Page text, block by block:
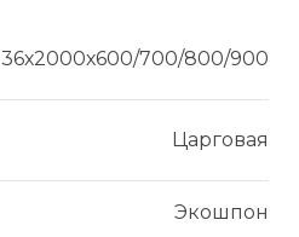
36х2000х600/700/800/900
Царговая
Экошпон